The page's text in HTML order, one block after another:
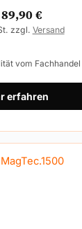
89,90€
zzgl. Versand
vom Fachhandel
erfahren